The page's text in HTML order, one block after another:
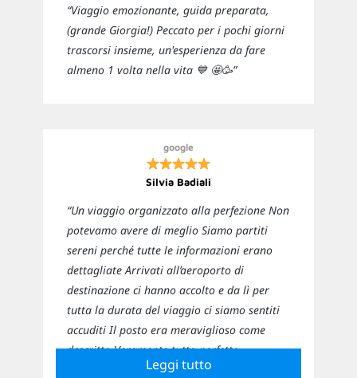
“Viaggio emozionante, guida preparata,
(grande Giorgia!) Peccato per i pochi giorni
trascorsi insieme, un'esperienza da fare
almeno 1 volta nella vita 💙 🤩🥳”
google
Silvia Badiali
“Un viaggio organizzato alla perfezione Non
potevamo avere di meglio Siamo partiti
sereni perché tutte le informazioni erano
dettagliate Arrivati all’aeroporto di
destinazione ci hanno accolto e da lì per
tutta la durata del viaggio ci siamo sentiti
accuditi Il posto era meraviglioso come
descritto Veramente tutto perfetto
Sicuramente ci affideremo nuovamente a
Leggi tutto